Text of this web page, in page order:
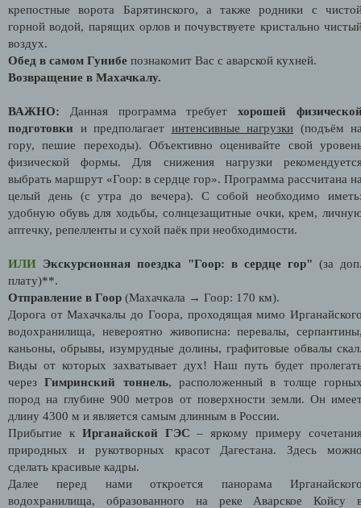
крепостные ворота Барятинского, а также родники с
горной водой, парящих орлов и почувствуете кристально
воздух.
Обед в самом Гунибе познакомит Вас с аварской кухней.
Возвращение в Махачкалу.
ВАЖНО: Данная программа требуетхорошей
подготовки и предполагает интенсивные нагрузки (подъём
гору, пешие переходы). Объективно оценивайте свой
физической формы. Для снижения нагрузки
выбрать маршрут «Гоор: в сердце гор». Программа рассчитана
целый день (с утра до вечера). С собой необходимо
удобную обувь для ходьбы, солнцезащитные очки, крем,
аптечку, репелленты и сухой паёк при необходимости.
ИЛИ Экскурсионная поездка "Гоор: в сердце гор" (за
плату)**.
Отправление в Гоор (Махачкала → Гоор: 170 км).
Дорога от Махачкалы до Гоора, проходящая мимо
водохранилища, невероятно живописна: перевалы,
каньоны, обрывы, изумрудные долины, графитовые обвалы
Виды от которых захватывает дух! Наш путь будет
через Гимринский тоннель, расположенный в толще
пород на глубине 900 метров от поверхности земли. Он
длину 4300 м и является самым длинным в России.
Прибытие к Ирганайской ГЭС – яркому примеру
природных и рукотворных красот Дагестана. Здесь
сделать красивые кадры.
Далее перед нами откроется панорама
водохранилища, образованного на реке Аварское Койсу